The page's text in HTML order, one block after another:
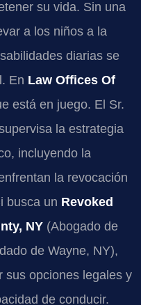
su vida. Sin una
a los niños a la
diarias se
En Law Offices Of
está en juego. El Sr.
la estrategia
incluyendo la
la revocación
busca un Revoked
NY (Abogado de
de Wayne, NY),
sus opciones legales y
de conducir.